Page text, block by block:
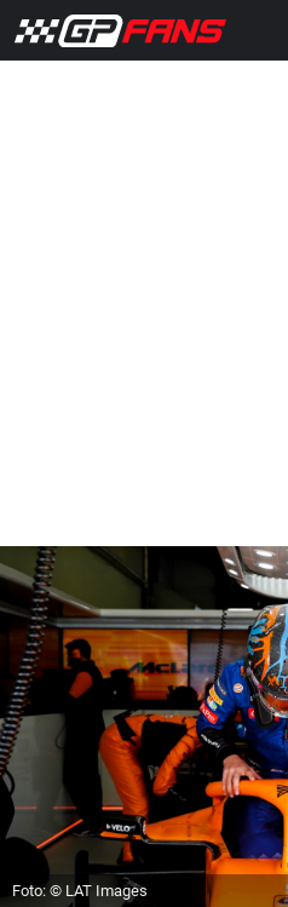
Foto: © LAT Images